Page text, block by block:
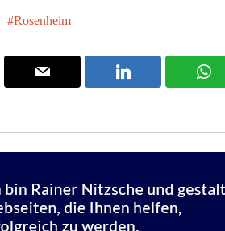
Rosenheim